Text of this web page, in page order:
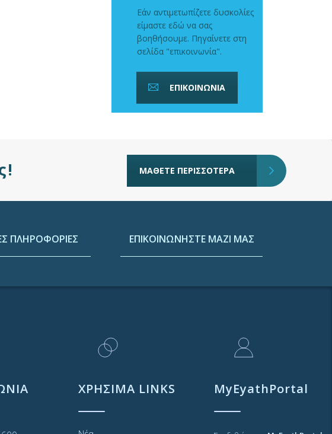
Εάν αντιμετωπίζετε δυσκολίες
είμαστε εδώ να σας
βοηθήσουμε. Πηγαίνετε στη
σελίδα "επικοινωνία".
ΕΠΙΚΟΙΝΩΝΙΑ
! ΜΑΘΕΤΕ ΠΕΡΙΣΣΟΤΕΡΑ
ΠΛΗΡΟΦΟΡΙΕΣ ΕΠΙΚΟΙΝΩΝΗΣΤΕ ΜΑΖΙ ΜΑΣ
ΧΡΗΣΙΜΑ LINKS MyEyathPortal